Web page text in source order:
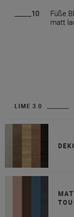
_____10
Füße
matt
LIME 3.0